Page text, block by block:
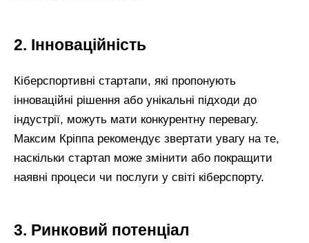
2. Інноваційність
Кіберспортивні стартапи, які пропонують
інноваційні рішення або унікальні підходи до
індустрії, можуть мати конкурентну перевагу.
Максим Кріппа рекомендує звертати увагу на те,
наскільки стартап може змінити або покращити
наявні процеси чи послуги у світі кіберспорту.
3. Ринковий потенціал